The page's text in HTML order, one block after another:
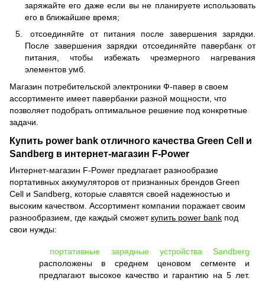
заряжайте его даже если вы не планируете использовать
его в ближайшее время;
отсоединяйте от питания после завершения зарядки.
После завершения зарядки отсоединяйте павербанк от
питания, чтобы избежать чрезмерного нагревания
элементов умб.
Магазин потребительской электроники Ф-павер в своем
ассортименте имеет павербанки разной мощности, что
позволяет подобрать оптимальное решение под конкретные
задачи.
Купить power bank отличного качества Green Cell и
Sandberg в интернет-магазин F-Power
Интернет-магазин F-Power предлагает разнообразие
портативных аккумуляторов от признанных брендов Green
Cell и Sandberg, которые славятся своей надежностью и
высоким качеством. Ассортимент компании поражает своим
разнообразием, где каждый сможет купить power bank под
свои нужды:
портативные зарядные устройства Sandberg
расположены в среднем ценовом сегменте и
предлагают высокое качество и гарантию на 5 лет.